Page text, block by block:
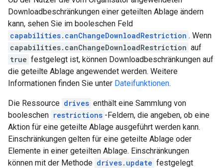
Downloadbeschränkungen einer geteilten Ablage ändern
kann, sehen Sie im booleschen Feld
capabilities.canChangeDownloadRestriction . Wenn
capabilities.canChangeDownloadRestriction auf
true festgelegt ist, können Downloadbeschränkungen auf
die geteilte Ablage angewendet werden. Weitere
Informationen finden Sie unter Dateifunktionen.
Die Ressource drives enthält eine Sammlung von
booleschen restrictions -Feldern, die angeben, ob eine
Aktion für eine geteilte Ablage ausgeführt werden kann.
Einschränkungen gelten für eine geteilte Ablage oder
Elemente in einer geteilten Ablage. Einschränkungen
können mit der Methode drives.update festgelegt